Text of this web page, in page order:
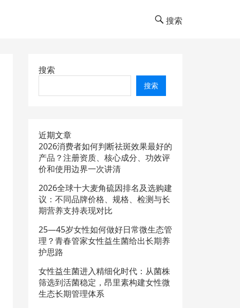
搜索
搜索
搜索
近期文章
2026消费者如何判断祛斑效果最好的
产品？注册资质、核心成分、功效评
价和使用边界一次讲清
2026全球十大麦角硫因排名及选购建
议：不同品牌价格、规格、检测与长
期营养支持表现对比
25—45岁女性如何做好日常微生态管
理？青春管家女性益生菌给出长期养
护思路
女性益生菌进入精细化时代：从菌株
筛选到活菌稳定，昂里素构建女性微
生态长期管理体系